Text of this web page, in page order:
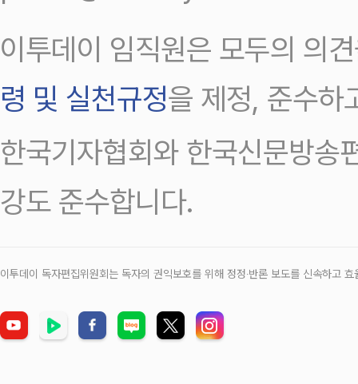
이투데이 임직원은 모두의 의
령 및 실천규정을 제정, 준수하
한국기자협회와 한국신문방송
강도 준수합니다.
이투데이 독자편집위원회는 독자의 권익보호를 위해 정정‧반론 보도를 신속하고